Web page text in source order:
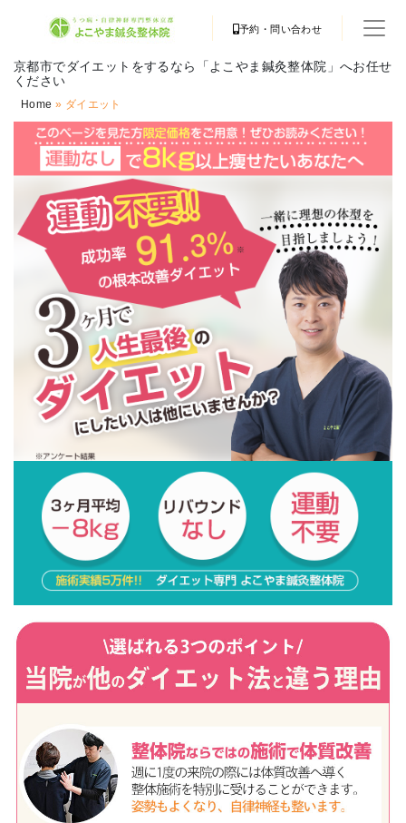
予約・問い合わせ
京都市でダイエットをするなら「よこやま鍼灸整体院」へお任せ
ください
Home » ダイエット